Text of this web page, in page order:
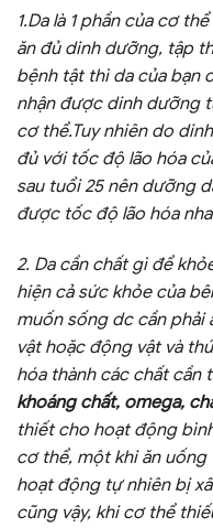
1.Da là 1 phần của cơ
ăn đủ dinh dưỡng, tập
bệnh tật thì da của bạn
nhận được dinh dưỡng
cơ thể.Tuy nhiên do
đủ với tốc độ lão hóa
sau tuổi 25 nên dưỡng
được tốc độ lão hóa
2. Da cần chất gì để
hiện cả sức khỏe của
muốn sống dc cần
vật hoặc động vật và
hóa thành các chất cần
khoáng chất, omega,
thiết cho hoạt động
cơ thể, một khi ăn
hoạt động tự nhiên bị
cũng vậy, khi cơ thể